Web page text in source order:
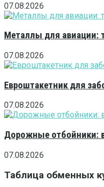
07.08.2026
Металлы для авиации:
07.08.2026
Евроштакетник для
07.08.2026
Дорожные отбойники:
07.08.2026
Таблица обменных